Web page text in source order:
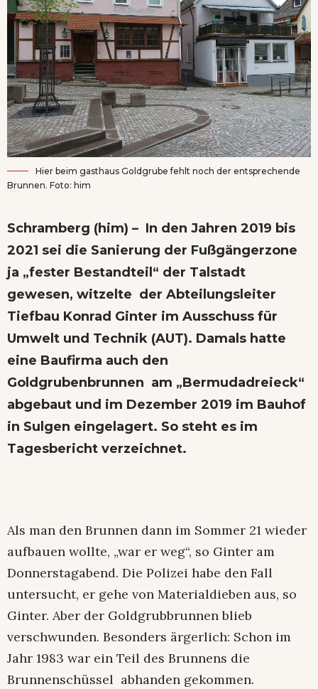
Hier beim gasthaus Goldgrube fehlt noch der entsprechende
Brunnen. Foto: him
Schramberg (him) – In den Jahren 2019 bis
2021 sei die Sanierung der Fußgängerzone
ja „fester Bestandteil“ der Talstadt
gewesen, witzelte der Abteilungsleiter
Tiefbau Konrad Ginter im Ausschuss für
Umwelt und Technik (AUT). Damals hatte
eine Baufirma auch den
Goldgrubenbrunnen am „Bermudadreieck“
abgebaut und im Dezember 2019 im Bauhof
in Sulgen eingelagert. So steht es im
Tagesbericht verzeichnet.
Als man den Brunnen dann im Sommer 21 wieder
aufbauen wollte, „war er weg“, so Ginter am
Donnerstagabend. Die Polizei habe den Fall
untersucht, er gehe von Materialdieben aus, so
Ginter. Aber der Goldgrubbrunnen blieb
verschwunden. Besonders ärgerlich: Schon im
Jahr 1983 war ein Teil des Brunnens die
Brunnenschüssel abhanden gekommen.